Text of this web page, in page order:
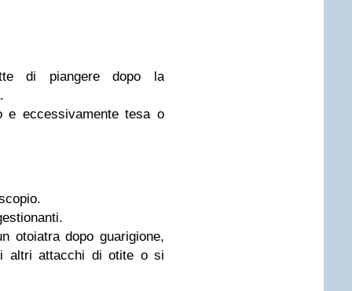
di piangere dopo la
eccessivamente tesa o
otoiatra dopo guarigione,
altri attacchi di otite o si